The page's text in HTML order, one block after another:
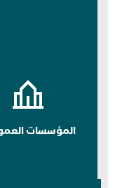
المؤسسات